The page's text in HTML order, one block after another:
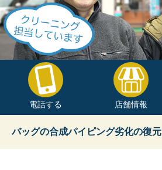
電話する 店舗情報
バッグの合成パイピング劣化の復元